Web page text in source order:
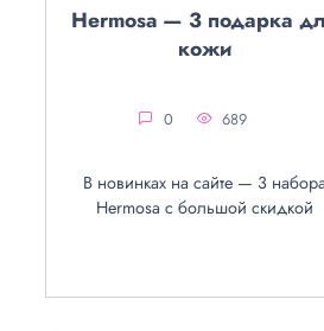
Hermosa — 3 подарка
кожи
0 689
В новинках на сайте — 3 набора
Hermosa с большой скидкой